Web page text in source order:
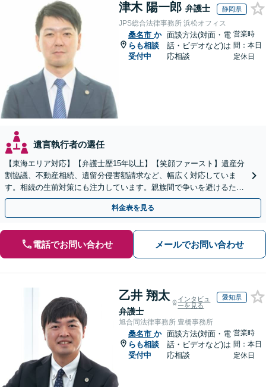
津木 陽一郎 弁護士 静岡県
JPS総合法律事務所 浜松オフィス
桑名市 か
らも相談
受付中
面談方法(対面・電
話・ビデオなど)は
応相談
営業時
間：本日
定休日
遺言執行者の選任
【東海エリア対応】【弁護士歴15年以上】【笑顔ファースト】遺産分
割協議、不動産相続、遺留分侵害額請求など、幅広く対応していま
す。相続の生前対策にも注力しています。親族間で争いを避けるため
にも、お早めにご相談ください。【初回面談無料】
料金表を見る
電話でお問い合わせ メールでお問い合わせ
乙井 翔太
弁護士
インタビュ
ーを見る
愛知県
旭合同法律事務所 豊橋事務所
桑名市 か
らも相談
受付中
面談方法(対面・電
話・ビデオなど)は
応相談
営業時
間：本日
定休日